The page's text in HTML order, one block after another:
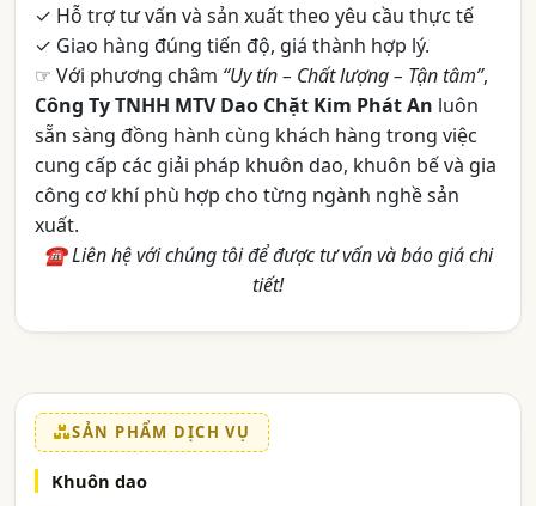
✓ Hỗ trợ tư vấn và sản xuất theo yêu cầu thực tế
✓ Giao hàng đúng tiến độ, giá thành hợp lý.
☞ Với phương châm “Uy tín – Chất lượng – Tận tâm”,
Công Ty TNHH MTV Dao Chặt Kim Phát An luôn
sẵn sàng đồng hành cùng khách hàng trong việc
cung cấp các giải pháp khuôn dao, khuôn bế và gia
công cơ khí phù hợp cho từng ngành nghề sản
xuất.
☎ Liên hệ với chúng tôi để được tư vấn và báo giá chi
tiết!
SẢN PHẨM DỊCH VỤ
Khuôn dao